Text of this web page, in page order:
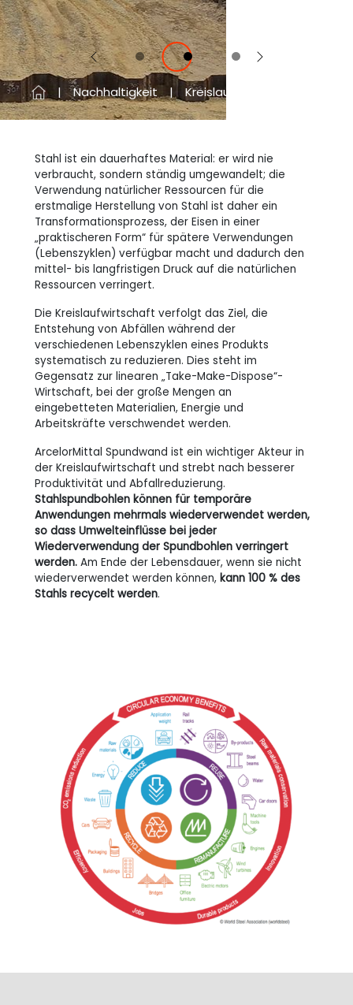
Vorherige Next
Nachhaltigkeit Kreislaufwirtschaft
Stahl ist ein dauerhaftes Material: er wird nie
verbraucht, sondern ständig umgewandelt; die
Verwendung natürlicher Ressourcen für die
erstmalige Herstellung von Stahl ist daher ein
Transformationsprozess, der Eisen in einer
„praktischeren Form“ für spätere Verwendungen
(Lebenszyklen) verfügbar macht und dadurch den
mittel- bis langfristigen Druck auf die natürlichen
Ressourcen verringert.
Die Kreislaufwirtschaft verfolgt das Ziel, die
Entstehung von Abfällen während der
verschiedenen Lebenszyklen eines Produkts
systematisch zu reduzieren. Dies steht im
Gegensatz zur linearen „Take-Make-Dispose“-
Wirtschaft, bei der große Mengen an
eingebetteten Materialien, Energie und
Arbeitskräfte verschwendet werden.
ArcelorMittal Spundwand ist ein wichtiger Akteur in
der Kreislaufwirtschaft und strebt nach besserer
Produktivität und Abfallreduzierung.
Stahlspundbohlen können für temporäre
Anwendungen mehrmals wiederverwendet werden,
so dass Umwelteinflüsse bei jeder
Wiederverwendung der Spundbohlen verringert
werden. Am Ende der Lebensdauer, wenn sie nicht
wiederverwendet werden können, kann 100 % des
Stahls recycelt werden.